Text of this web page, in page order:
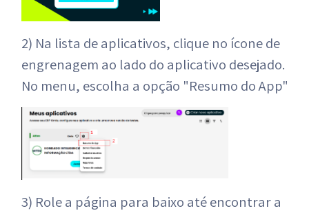
2) Na lista de aplicativos, clique no ícone de
engrenagem ao lado do aplicativo desejado.
No menu, escolha a opção "Resumo do App"
3) Role a página para baixo até encontrar a